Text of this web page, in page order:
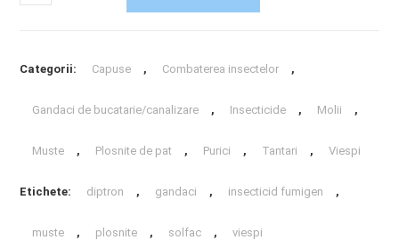
Categorii: Capuse , Combaterea insectelor ,
Gandaci de bucatarie/canalizare , Insecticide , Molii ,
Muste , Plosnite de pat , Purici , Tantari , Viespi
Etichete: diptron , gandaci , insecticid fumigen ,
muste , plosnite , solfac , viespi